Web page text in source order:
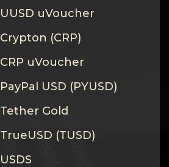
UUSD uVoucher
Crypton (CRP)
CRP uVoucher
PayPal USD (PYUSD)
Tether Gold
TrueUSD (TUSD)
USDS